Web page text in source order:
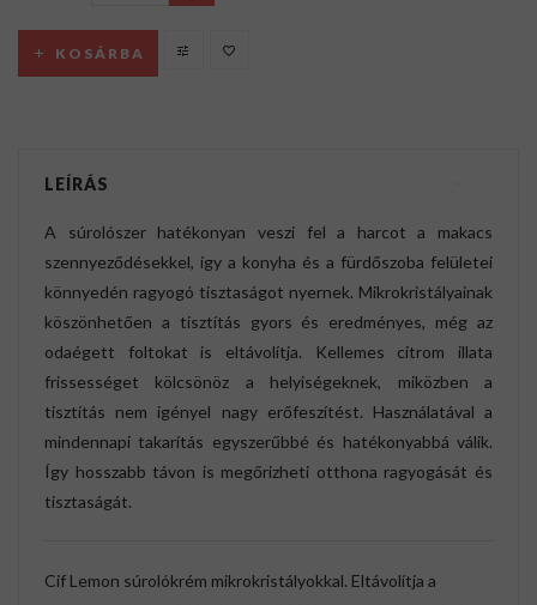
KOSÁRBA
LEÍRÁS
A súrolószer hatékonyan veszi fel a harcot a makacs
szennyeződésekkel, így a konyha és a fürdőszoba felületei
könnyedén ragyogó tisztaságot nyernek. Mikrokristályainak
köszönhetően a tisztítás gyors és eredményes, még az
odaégett foltokat is eltávolítja. Kellemes citrom illata
frissességet kölcsönöz a helyiségeknek, miközben a
tisztítás nem igényel nagy erőfeszítést. Használatával a
mindennapi takarítás egyszerűbbé és hatékonyabbá válik.
Így hosszabb távon is megőrizheti otthona ragyogását és
tisztaságát.
Cif Lemon súrolókrém mikrokristályokkal. Eltávolítja a